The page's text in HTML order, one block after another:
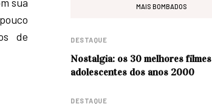
de
MAIS BOMBADOS
DESTAQUE
Nostalgia: os 30 melhores filmes
adolescentes dos anos 2000
DESTAQUE